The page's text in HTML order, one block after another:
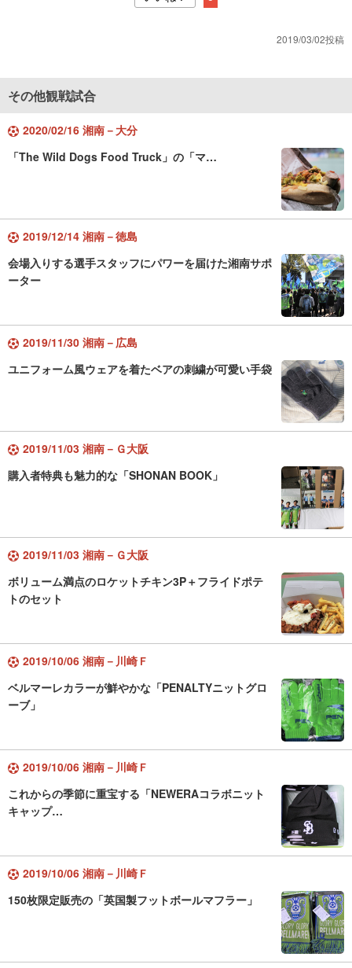
2019/03/02投稿
その他観戦試合
2020/02/16 湘南－大分
「The Wild Dogs Food Truck」の「マ…
2019/12/14 湘南－徳島
会場入りする選手スタッフにパワーを届けた湘南サポ
ーター
2019/11/30 湘南－広島
ユニフォーム風ウェアを着たベアの刺繍が可愛い手袋
2019/11/03 湘南－Ｇ大阪
購入者特典も魅力的な「SHONAN BOOK」
2019/11/03 湘南－Ｇ大阪
ボリューム満点のロケットチキン3P＋フライドポテ
トのセット
2019/10/06 湘南－川崎Ｆ
ベルマーレカラーが鮮やかな「PENALTYニットグロ
ーブ」
2019/10/06 湘南－川崎Ｆ
これからの季節に重宝する「NEWERAコラボニット
キャップ…
2019/10/06 湘南－川崎Ｆ
150枚限定販売の「英国製フットボールマフラー」